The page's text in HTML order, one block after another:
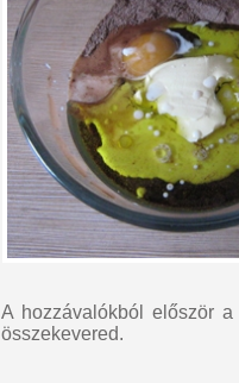
A hozzávalókból először a
összekevered.